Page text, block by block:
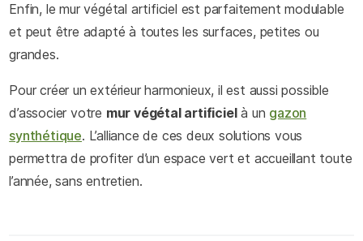
Enfin, le mur végétal artificiel est parfaitement modulable
et peut être adapté à toutes les surfaces, petites ou
grandes.
Pour créer un extérieur harmonieux, il est aussi possible
d’associer votre mur végétal artificielà un gazon
synthétique. L’alliance de ces deux solutions vous
permettra de profiter d’un espace vert et accueillant toute
l’année, sans entretien.